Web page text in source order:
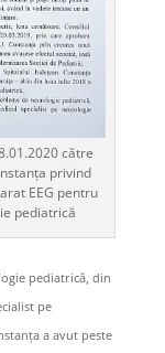
către
privind
EEG pentru
pediatrică
pediatrică, din
pe
a avut peste